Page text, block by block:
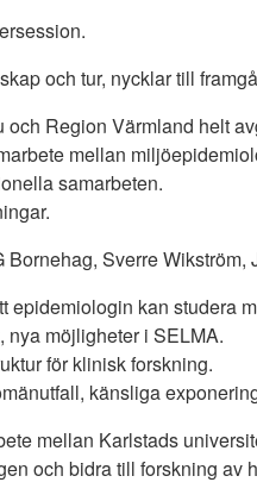
och tur, nycklar till
och Region Värmland helt
mellan
samarbeten.
Bornehag, Sverre Wikström,
epidemiologin kan studera
nya möjligheter i SELMA.
för klinisk forskning.
känsliga
mellan Karlstads
och bidra till forskning av